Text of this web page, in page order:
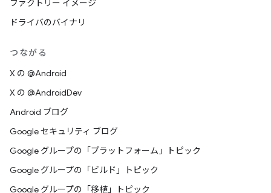
ファクトリー イメージ
ドライバのバイナリ
つながる
X の @Android
X の @AndroidDev
Android ブログ
Google セキュリティ ブログ
Google グループの「プラットフォーム」トピック
Google グループの「ビルド」トピック
Google グループの「移植」トピック